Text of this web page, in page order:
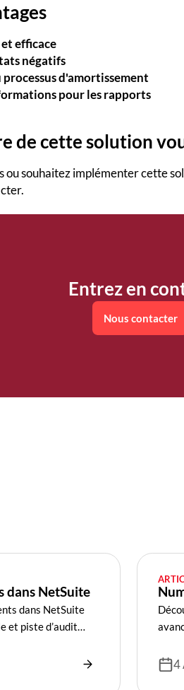
efficace
négatifs
d'amortissement
pour les rapports
de cette solution
ou souhaitez implémenter cette
Entrez en
Nous contacter
dans NetSuite
dans NetSuite
et piste d’audit
4